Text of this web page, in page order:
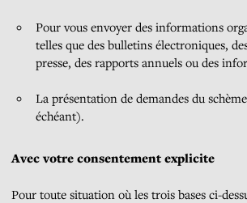
Pour vous envoyer des informations
telles que des bulletins électroniques,
presse, des rapports annuels ou des
La présentation de demandes du
échéant).
Avec votre consentement explicite
Pour toute situation où les trois bases ci-